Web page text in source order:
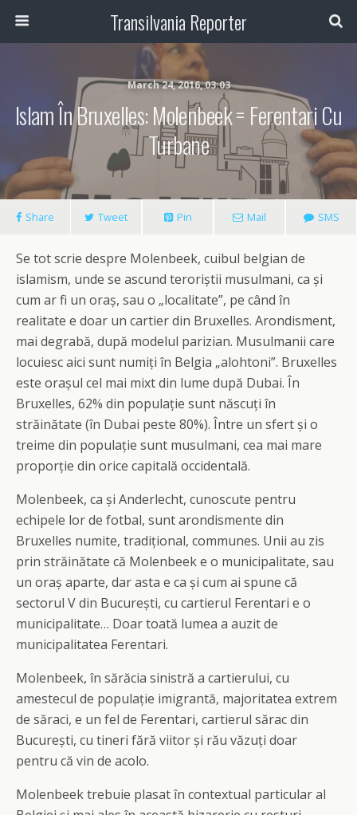
Transilvania Reporter
March 24, 2016, 03:03
Islam În Bruxelles: Molenbeek = Ferentari Cu
Turbane
Share Tweet Pin Mail SMS
Se tot scrie despre Molenbeek, cuibul belgian de
islamism, unde se ascund teroriștii musulmani, ca și
cum ar fi un oraș, sau o „localitate”, pe când în
realitate e doar un cartier din Bruxelles. Arondisment,
mai degrabă, după modelul parizian. Musulmanii care
locuiesc aici sunt numiți în Belgia „alohtoni”. Bruxelles
este orașul cel mai mixt din lume după Dubai. În
Bruxelles, 62% din populație sunt născuți în
străinătate (în Dubai peste 80%). Între un sfert și o
treime din populație sunt musulmani, cea mai mare
proporție din orice capitală occidentală.
Molenbeek, ca și Anderlecht, cunoscute pentru
echipele lor de fotbal, sunt arondismente din
Bruxelles numite, tradițional, communes. Unii au zis
prin străinătate că Molenbeek e o municipalitate, sau
un oraș aparte, dar asta e ca și cum ai spune că
sectorul V din București, cu cartierul Ferentari e o
municipalitate… Doar toată lumea a auzit de
municipalitatea Ferentari.
Molenbeek, în sărăcia sinistră a cartierului, cu
amestecul de populație imigrantă, majoritatea extrem
de săraci, e un fel de Ferentari, cartierul sărac din
București, cu tineri fără viitor și rău văzuți doar
pentru că vin de acolo.
Molenbeek trebuie plasat în contextual particular al